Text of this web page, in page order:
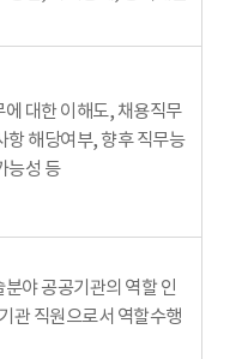
에 대한 이해도, 채용직무
항 해당여부, 향후 직무능
능성 등
분야 공공기관의 역할 인
관 직원으로서 역할수행